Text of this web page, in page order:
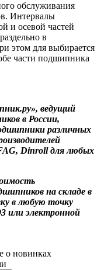
обслуживания
Интервалы
и осевой частей
в
этом для выбирается
части подшипника
ведущий
в России,
различных
Dinroll для любых
на складе в
в любую точку
или электронной
о новинках